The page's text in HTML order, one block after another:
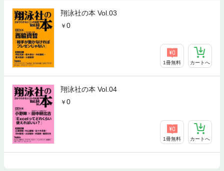
翔泳社の本 Vol.03
0
1冊無料 カートへ
翔泳社の本 Vol.04
0
1冊無料 カートへ